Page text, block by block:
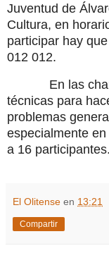
Juventud de
Cultura, en
participar hay
012 012.
En las
técnicas para
problemas
especialmente
a 16 participantes.
El Olitense en 13:21
Compartir